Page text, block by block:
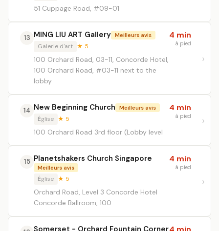
51 Cuppage Road, #09-01
13 MING LIU ART Gallery Meilleurs avis
Galerie d'art ★ 5
100 Orchard Road, 03-11, Concorde Hotel,
100 Orchard Road, #03-11 next to the
lobby
4 min
à pied
14 New Beginning Church Meilleurs avis
Église ★ 5
100 Orchard Road 3rd floor (Lobby level
4 min
à pied
15 Planetshakers Church Singapore
Meilleurs avis
Église ★ 5
Orchard Road, Level 3 Concorde Hotel
Concorde Ballroom, 100
4 min
à pied
Somerset - Orchard Fountain Corner